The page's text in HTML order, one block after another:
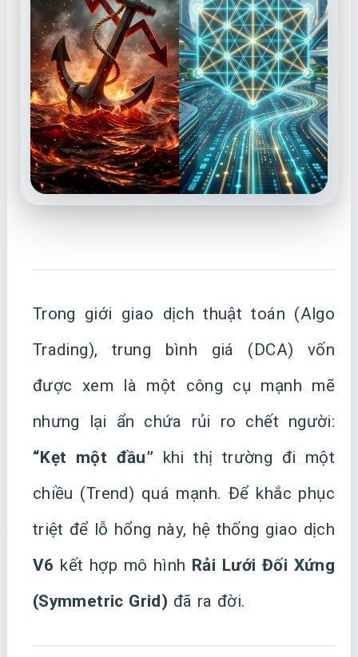
Trong giới giao dịch thuật toán (Algo
Trading), trung bình giá (DCA) vốn
được xem là một công cụ mạnh mẽ
nhưng lại ẩn chứa rủi ro chết người:
“Kẹt một đầu” khi thị trường đi một
chiều (Trend) quá mạnh. Để khắc phục
triệt để lỗ hổng này, hệ thống giao dịch
V6 kết hợp mô hình Rải Lưới Đối Xứng
(Symmetric Grid) đã ra đời.